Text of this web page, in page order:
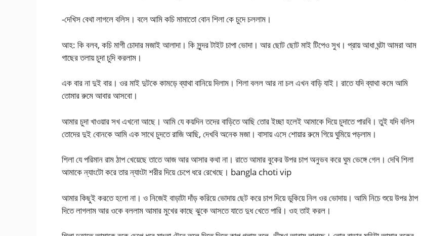
-দেখিস বেথা লাগলে বলিস। বলে আমি কচি মামাতো বোন শিলা কে চুদে চললাম।
আহ: কি বলব, কচি মাগী চোদার মজাই আলাদা। কি সুন্দর টাইট চাপা ভোদা। আর ছোট ছোট মাই টিপেও সুখ। প্রায় আধা ঘন্টা আমরা আম
গাছের তলায় চুদা চুদি করলাম।
এক বার না দুই বার। ওর মাই দুটকে কামড়ে ব্যাথা বানিয়ে দিলাম। শিলা বলল আর না চল এখন বাড়ি যাই। রাতে যদি ব্যাথা কমে আমি
তোমার রুমে আবার আসবো।
আমার চুদা খাওয়ার সখ এখনো আছে। আমি যে কয়দিন তদের বাড়িতে আছি তোর ইচ্ছা হলেই আমাকে দিয়ে চুদাতে পারবি। তুই যদি বলিস
তোদের দুই বোনকে আমি এক সাথে চুদতে রাজি আছি, দেখবি অনেক মজা। বাসায় এসে শোয়ার রুমে গিয়ে ঘুমিয়ে পড়লাম।
শিলা যে পরিমান রাম ঠাপ খেয়েছে তাতে আজ আর আসার কথা না। রাতে আমার বুকের উপর চাপ অনুভব করে ঘুম ভেঙ্গে গেল। দেখি শিলা
আমাকে ন্যাংটো করে তার ন্যাংটা শরীর দিয়ে চেপে ধরে রেখেছে। bangla choti vip
আমার কিছুই করতে হলো না। ও নিজেই বাড়াটা দাঁড় করিয়ে ভোদায় ছেট করে চাপ দিয়ে ডুকিয়ে নিল ওর ভোদায়। আমি নিচে শুয়ে উপর ঠাপ
দিতে লাগলাম আর ওকে বললাম আমার মুখের কাছে ঝুকে আসতে যাতে দুধ খেতে পারি। ওহ তাই করল।